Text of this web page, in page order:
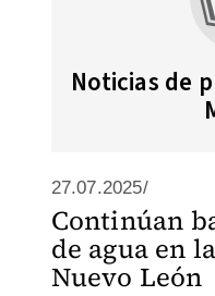
Noticias de
27.07.2025/
Continúan
de agua en
Nuevo León